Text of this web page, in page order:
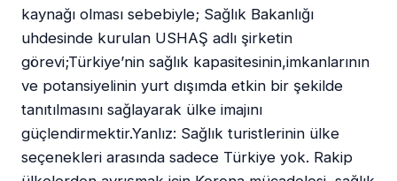
kaynağı olması sebebiyle; Sağlık Bakanlığı
uhdesinde kurulan USHAŞ adlı şirketin
görevi;Türkiye’nin sağlık kapasitesinin,imkanlarının
ve potansiyelinin yurt dışımda etkin bir şekilde
tanıtılmasını sağlayarak ülke imajını
güçlendirmektir.Yanlız: Sağlık turistlerinin ülke
seçenekleri arasında sadece Türkiye yok. Rakip